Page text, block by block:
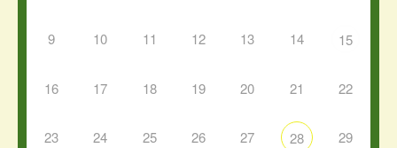
9 10 11 12 13 14 15
16 17 18 19 20 21 22
23 24 25 26 27 28 29